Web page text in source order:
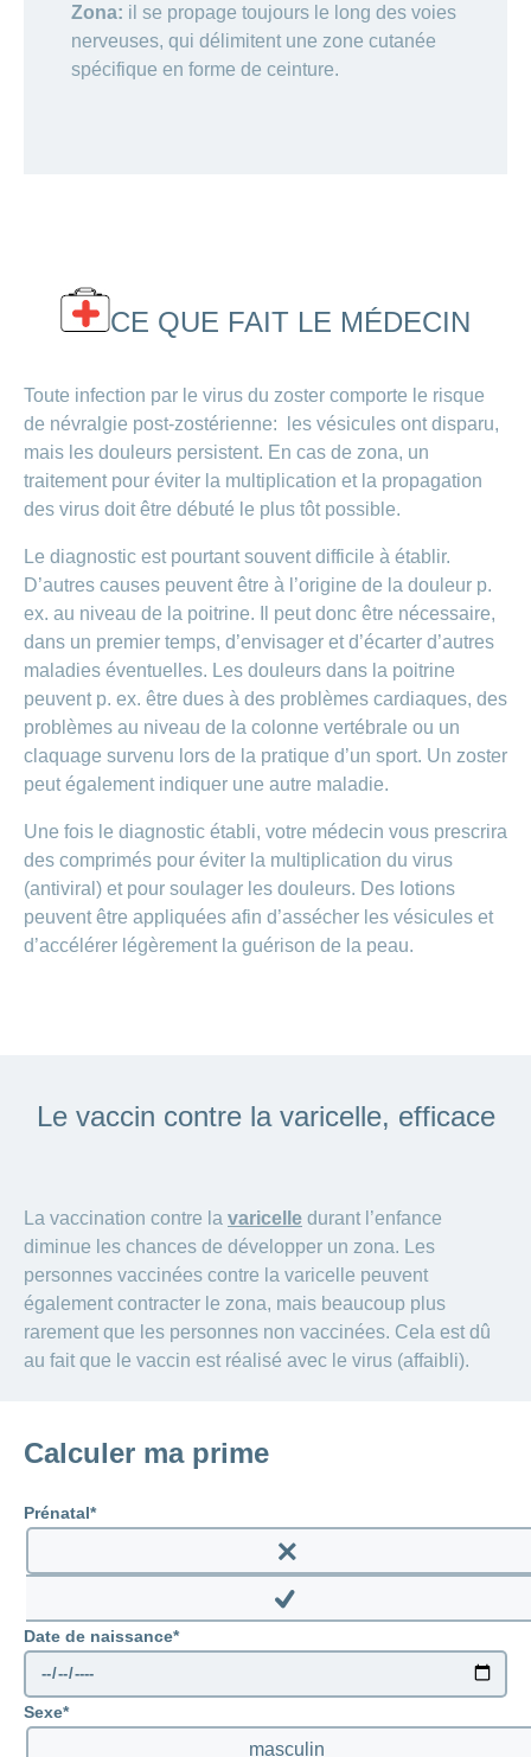
Zona: il se propage toujours le long des voies
nerveuses, qui délimitent une zone cutanée
spécifique en forme de ceinture.
CE QUE FAIT LE MÉDECIN
Toute infection par le virus du zoster comporte le risque
de névralgie post-zostérienne: les vésicules ont disparu,
mais les douleurs persistent. En cas de zona, un
traitement pour éviter la multiplication et la propagation
des virus doit être débuté le plus tôt possible.
Le diagnostic est pourtant souvent difficile à établir.
D’autres causes peuvent être à l’origine de la douleur p.
ex. au niveau de la poitrine. Il peut donc être nécessaire,
dans un premier temps, d’envisager et d’écarter d’autres
maladies éventuelles. Les douleurs dans la poitrine
peuvent p. ex. être dues à des problèmes cardiaques, des
problèmes au niveau de la colonne vertébrale ou un
claquage survenu lors de la pratique d’un sport. Un zoster
peut également indiquer une autre maladie.
Une fois le diagnostic établi, votre médecin vous prescrira
des comprimés pour éviter la multiplication du virus
(antiviral) et pour soulager les douleurs. Des lotions
peuvent être appliquées afin d’assécher les vésicules et
d’accélérer légèrement la guérison de la peau.
Le vaccin contre la varicelle, efficace
La vaccination contre la varicelle durant l’enfance
diminue les chances de développer un zona. Les
personnes vaccinées contre la varicelle peuvent
également contracter le zona, mais beaucoup plus
rarement que les personnes non vaccinées. Cela est dû
au fait que le vaccin est réalisé avec le virus (affaibli).
Calculer ma prime
Prénatal
Enable
prenatal
Disable
Date de naissance
Sexe
masculin